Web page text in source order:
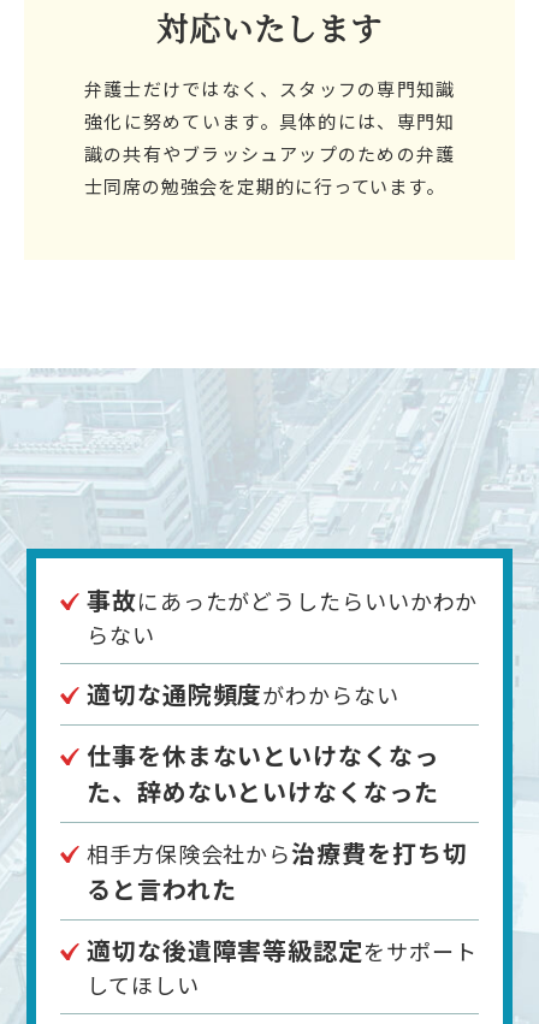
対応いたします
弁護士だけではなく、スタッフの専門知識
強化に努めています。具体的には、専門知
識の共有やブラッシュアップのための弁護
士同席の勉強会を定期的に行っています。
事故にあったがどうしたらいいかわか
らない
適切な通院頻度がわからない
仕事を休まないといけなくなっ
た、辞めないといけなくなった
相手方保険会社から治療費を打ち切
ると言われた
適切な後遺障害等級認定をサポート
してほしい